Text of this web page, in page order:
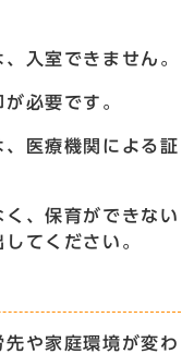
入室できません。
必要です。
、医療機関による証
、保育ができない
てください。
先や家庭環境が変わ